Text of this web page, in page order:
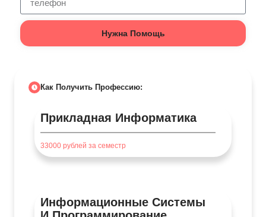
Нужна Помощь
Как Получить Профессию:
Прикладная Информатика
33000 рублей за семестр
Информационные Системы